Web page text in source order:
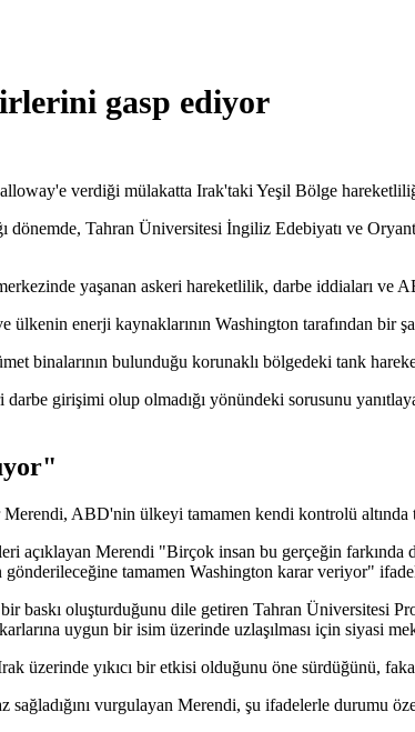
gasp ediyor
verdiği mülakatta Irak'taki Yeşil Bölge
Tahran Üniversitesi İngiliz Edebiyatı ve
yaşanan askeri hareketlilik, darbe iddiaları ve
enerji kaynaklarının Washington tarafından bir
binalarının bulunduğu korunaklı bölgedeki tank
girişimi olup olmadığı yönündeki sorusunu
ABD'nin ülkeyi tamamen kendi kontrolü
açıklayan Merendi "Birçok insan bu gerçeğin
gönderileceğine tamamen Washington karar veriyor"
baskı oluşturduğunu dile getiren Tahran Üniversitesi
uygun bir isim üzerinde uzlaşılması için siyasi
üzerinde yıkıcı bir etkisi olduğunu öne sürdüğünü,
sağladığını vurgulayan Merendi, şu ifadelerle durumu